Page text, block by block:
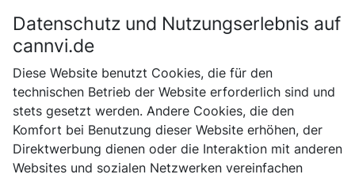
Startseite SANlight
Beleuchtung & Zubehör
SANlight Netzteil SGA60
Bitte bestätige dein Alter
Bist du schon 18 Jahre alt?
Nein Ja
Datenschutz und Nutzungserlebnis auf
cannvi.de
Diese Website benutzt Cookies, die für den
technischen Betrieb der Website erforderlich sind und
stets gesetzt werden. Andere Cookies, die den
Komfort bei Benutzung dieser Website erhöhen, der
Direktwerbung dienen oder die Interaktion mit anderen
Websites und sozialen Netzwerken vereinfachen